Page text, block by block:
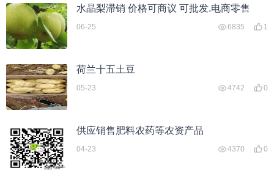
水晶梨滞销 价格可商议 可批发.电商零售
6835 1
06-25
荷兰十五土豆
4742 0
05-23
供应销售肥料农药等农资产品
4370 0
04-23